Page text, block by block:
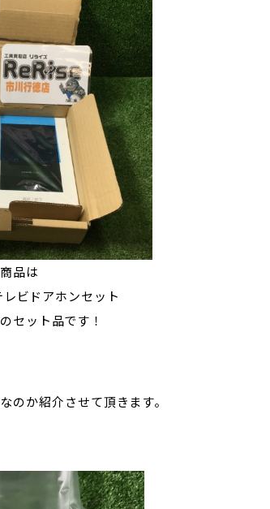
品は
ビドアホンセット
セット品です！
のか紹介させて頂きます。